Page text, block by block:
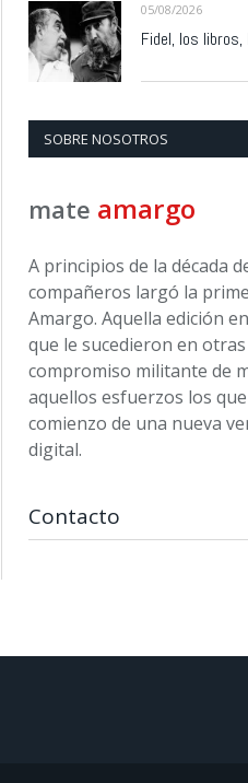
05/08/2026
Fidel, los
SOBRE NOSOTROS
mate amargo
A principios de la década
compañeros largó la
Amargo. Aquella edición
que le sucedieron en
compromiso militante de
aquellos esfuerzos los
comienzo de una nueva
digital.
Contacto